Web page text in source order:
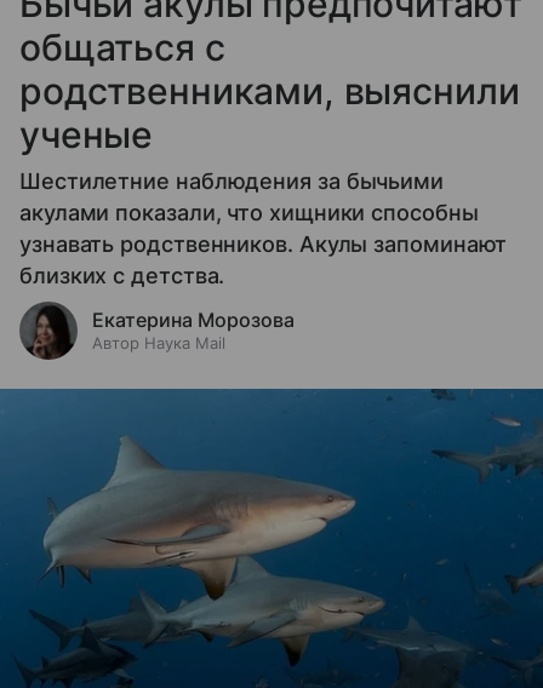
общаться с
родственниками, выяснили
ученые
Шестилетние наблюдения за бычьими
акулами показали, что хищники способны
узнавать родственников. Акулы запоминают
близких с детства.
Екатерина Морозова
Автор Наука Mail